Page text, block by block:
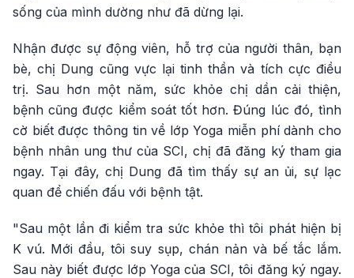
sống của mình dường như đã dừng lại.
Nhận được sự động viên, hỗ trợ của người thân, bạn
bè, chị Dung cũng vực lại tinh thần và tích cực điều
trị. Sau hơn một năm, sức khỏe chị dần cải thiện,
bệnh cũng được kiểm soát tốt hơn. Đúng lúc đó, tình
cờ biết được thông tin về lớp Yoga miễn phí dành cho
bệnh nhân ung thư của SCI, chị đã đăng ký tham gia
ngay. Tại đây, chị Dung đã tìm thấy sự an ủi, sự lạc
quan để chiến đấu với bệnh tật.
"Sau một lần đi kiểm tra sức khỏe thì tôi phát hiện bị
K vú. Mới đầu, tôi suy sụp, chán nản và bế tắc lắm.
Sau này biết được lớp Yoga của SCI, tôi đăng ký ngay.